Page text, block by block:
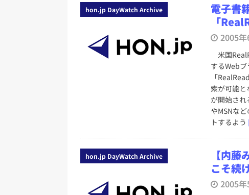
[ 2026年8月4日 ]
小学館「マンガワ
日刊出版ニュースま
[ 2026年8月3日 ] 「講談社、著者向け
務化」など、週刊出版ニュースまと
EUが生成AIコンテ
日刊出版ニュースまとめ
日刊出版ニュースまとめ
HON.jp News
日刊出版ニュースまとめ 2026.07.31
hon.jp DayWatch Archive
電子書
「
2005
米国
するWeb
「
索が可能
が開始さ
やMSNな
トするよう
hon.jp DayWatch Archive
【内
こそ続
2005